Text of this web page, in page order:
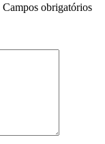
Campos obrigatórios